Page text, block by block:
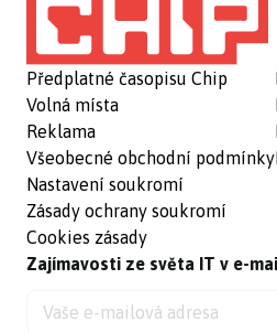
Předplatné časopisu Chip
Volná místa
Reklama
Všeobecné obchodní podmínky
Nastavení soukromí
Zásady ochrany soukromí
Cookies zásady
Zajímavosti ze světa IT v e-